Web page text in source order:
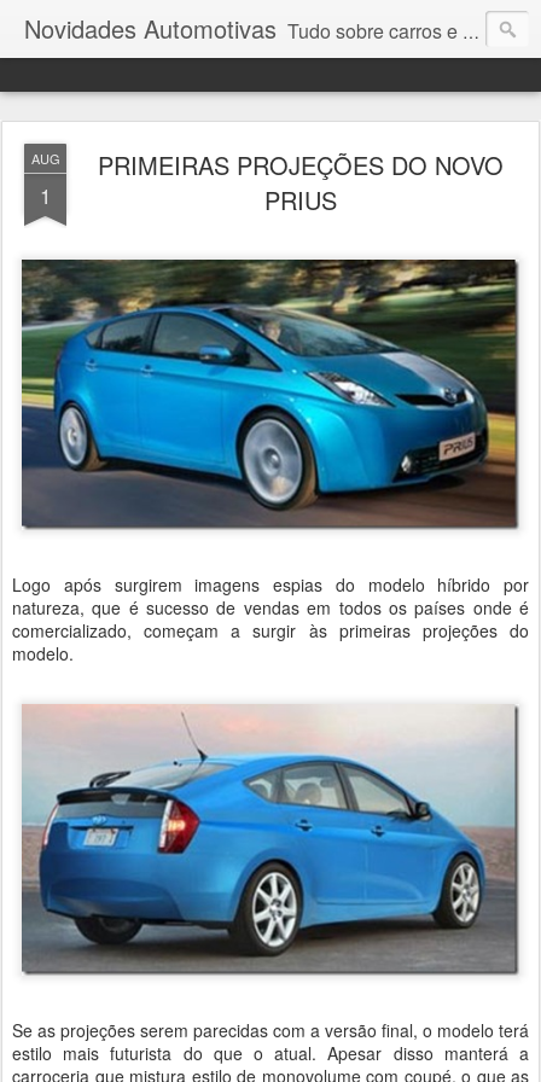
Novidades Automotivas Tudo sobre carros e motores
AUG
1
PRIMEIRAS PROJEÇÕES DO NOVO
PRIUS
Logo após surgirem imagens espias do modelo híbrido por
natureza, que é sucesso de vendas em todos os países onde é
comercializado, começam a surgir às primeiras projeções do
modelo.
Se as projeções serem parecidas com a versão final, o modelo terá
estilo mais futurista do que o atual. Apesar disso manterá a
carroceria que mistura estilo de monovolume com coupé, o que as